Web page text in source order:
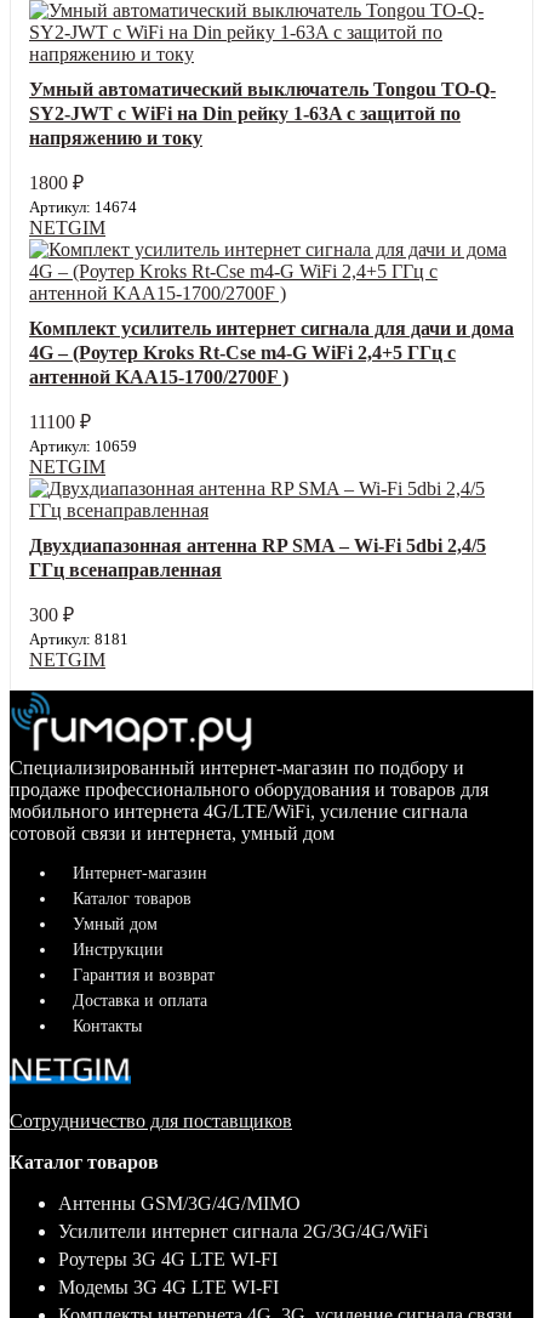
Умный автоматический выключатель Tongou TO-Q-
SY2-JWT с WiFi на Din рейку 1-63A с защитой по
напряжению и току
1800 ₽
Артикул: 14674
NETGIM
Комплект усилитель интернет сигнала для дачи и дома
4G – (Роутер Kroks Rt‑Cse m4‑G WiFi 2,4+5 ГГц с
антенной KAA15-1700/2700F )
11100 ₽
Артикул: 10659
NETGIM
Двухдиапазонная антенна RP SMA – Wi-Fi 5dbi 2,4/5
ГГц всенаправленная
300 ₽
Артикул: 8181
NETGIM
Специализированный интернет-магазин по подбору и
продаже профессионального оборудования и товаров для
мобильного интернета 4G/LTE/WiFi, усиление сигнала
сотовой связи и интернета, умный дом
Интернет-магазин
Каталог товаров
Умный дом
Инструкции
Гарантия и возврат
Доставка и оплата
Контакты
Сотрудничество для поставщиков
Каталог товаров
Антенны GSM/3G/4G/MIMO
Усилители интернет сигнала 2G/3G/4G/WiFi
Роутеры 3G 4G LTE WI-FI
Модемы 3G 4G LTE WI-FI